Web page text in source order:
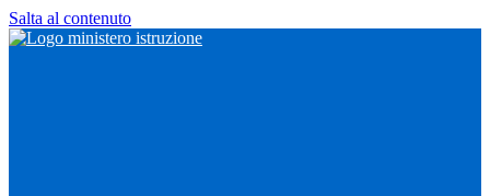
Salta al contenuto